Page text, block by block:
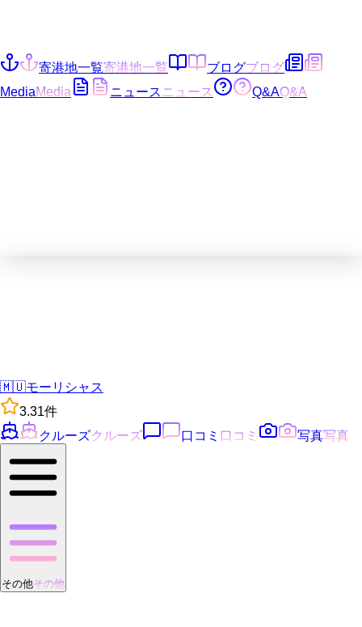
寄港地一覧寄港地一覧 ブログブログ
MediaMedia ニュース ニュース Q&AQ&A
🇲🇺モーリシャス
3.31件
クルーズクルーズ 口コミ 口コミ 写真写真
その他その他